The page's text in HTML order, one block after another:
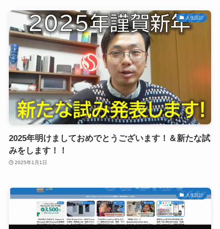
人生設計
2025年明けましておめでとうございます！＆新たな試
みをします！！
2025年1月1日
人生設計